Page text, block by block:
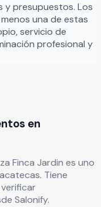
y presupuestos. Los
una de estas
servicio de
profesional y
en
Finca Jardin es uno
Tiene
Salonify.